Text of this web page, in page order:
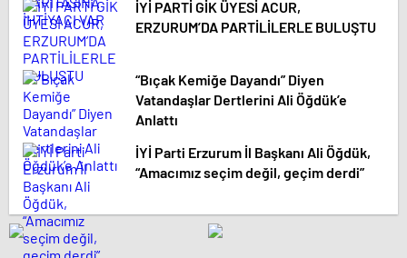
İYİ PARTİ GİK ÜYESİ ACUR,
ERZURUM’DA PARTİLİLERLE BULUŞTU
“Bıçak Kemiğe Dayandı” Diyen
Vatandaşlar Dertlerini Ali Öğdük’e
Anlattı
İYİ Parti Erzurum İl Başkanı Ali Öğdük,
“Amacımız seçim değil, geçim derdi”